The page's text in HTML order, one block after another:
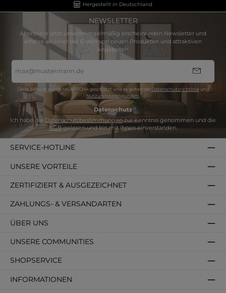
Hergestellt in Deutschland
NEWSLETTER
Abonniere jetzt unseren regelmäßig erscheinenden Newsletter und
erfahre als einer der Ersten von neuen Produkten und attraktiven
Angeboten.
Mail-
Adresse
Diese Seite ist durch reCAPTCHA geschützt und es gelten die Datenschutzrichtlinieund
Nutzungsbedingungen.
Datenschutz
Ich habe die Datenschutzbestimmungenzur Kenntnis genommen und die
AGBgelesen und bin mit ihnen einverstanden.
SERVICE-HOTLINE
SHOPSERVICE
INFORMATIONEN
ZAHLUNGS- & VERSANDARTEN
ÜBER UNS
ZERTIFIZIERT & AUSGEZEICHNET
UNSERE VORTEILE
UNSERE COMMUNITIES